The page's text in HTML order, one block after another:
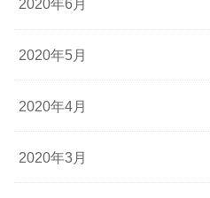
2020年6月
2020年5月
2020年4月
2020年3月